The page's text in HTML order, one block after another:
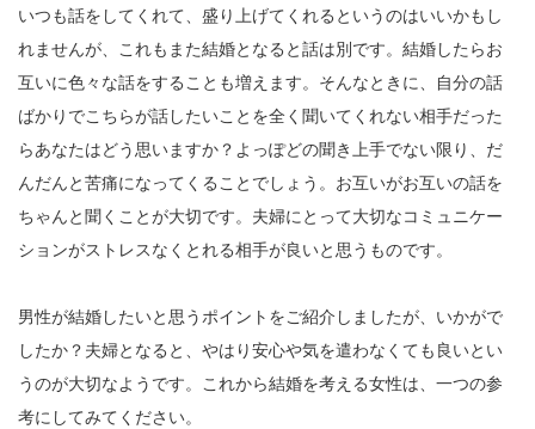
いつも話をしてくれて、盛り上げてくれるというのはいいかもし
れませんが、これもまた結婚となると話は別です。結婚したらお
互いに色々な話をすることも増えます。そんなときに、自分の話
ばかりでこちらが話したいことを全く聞いてくれない相手だった
らあなたはどう思いますか？よっぽどの聞き上手でない限り、だ
んだんと苦痛になってくることでしょう。お互いがお互いの話を
ちゃんと聞くことが大切です。夫婦にとって大切なコミュニケー
ションがストレスなくとれる相手が良いと思うものです。
男性が結婚したいと思うポイントをご紹介しましたが、いかがで
したか？夫婦となると、やはり安心や気を遣わなくても良いとい
うのが大切なようです。これから結婚を考える女性は、一つの参
考にしてみてください。